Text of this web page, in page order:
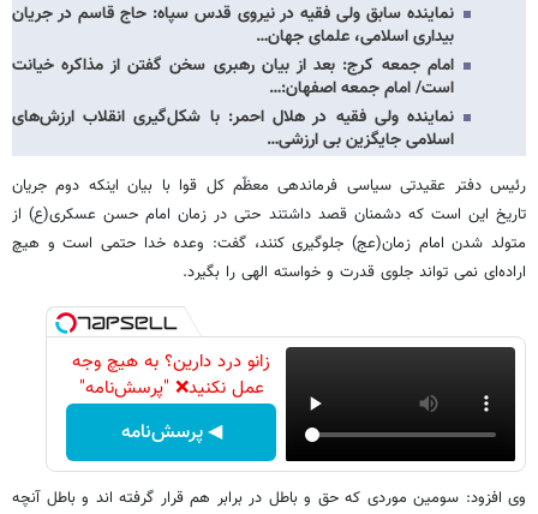
نماینده سابق ولی فقیه در نیروی قدس سپاه: حاج قاسم در جریان
بیداری اسلامی، علمای جهان…
امام جمعه کرج: بعد از بیان رهبری سخن گفتن از مذاکره خیانت
است/ امام جمعه اصفهان:…
نماینده ولی فقیه در هلال احمر: با شکل‌گیری انقلاب ارزش‌های
اسلامی جایگزین بی ارزشی…
رئیس دفتر عقیدتی سیاسی فرماندهی معظّم کل قوا با بیان اینکه دوم جریان
تاریخ این است که دشمنان قصد داشتند حتی در زمان امام حسن عسکری(ع) از
متولد شدن امام زمان(عج) جلوگیری کنند، گفت: وعده خدا حتمی است و هیچ
اراده‌ای نمی تواند جلوی قدرت و خواسته الهی را بگیرد.
زانو درد دارین؟ به هیچ وجه
عمل نکنید❌ "پرسش‌نامه"
◀ پرسش‌نامه
وی افزود: سومین موردی که حق و باطل در برابر هم قرار گرفته اند و باطل آنچه